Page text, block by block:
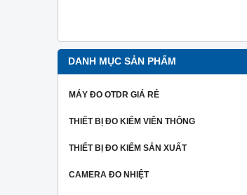
DANH MỤC SẢN PHẨM
MÁY ĐO OTDR GIÁ RẺ
THIẾT BỊ ĐO KIỂM VIÊN THÔNG
THIẾT BỊ ĐO KIỂM SẢN XUẤT
CAMERA ĐO NHIỆT